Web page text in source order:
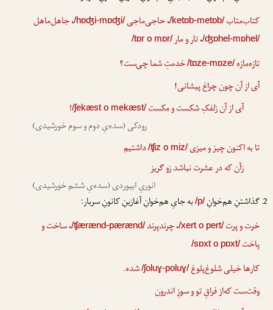
کتاب‌متاب /ketɒb-metɒb/،حاجی‌ماجی/hɒʤi-mɒʤi/،جاهل‌ماهل
/ʤɒhel-mɒhel/،تار و مار/tɒr o mɒr/
تازه‌مازه /tɒze-mɒze/خدمتِ شما چی‌ست؟
آی از آن چون چراغ پیشانی!
آی از آن زلفکِشکست و مکست /ʃekæst o mekæst/
!
رودکی (سده‌یِ دوم و سوم خورشیدی)
تا به اکنونچیز و میزی/ʧiz o miz/داشتیم
زآن که در عشرت نباشد زو گریز
انوریِ ابیوردی (سده‌یِ ششم خورشیدی)
گذاشتنِ هم‌خوانِ/p/به جایِ هم‌خوانِ آغازینِ کانونِ سربار:
خرت و پرت /xert o pert/،چرندپرند /ʧærænd-pærænd/،ساخت و
پاخت /sɒxt o pɒxt/
کارها خیلیشلوغ‌پلوغ/ʃoluɣ-poluɣ/شده.
وقت‌ست که‌از فراقِ تو و سوزِ اندرون